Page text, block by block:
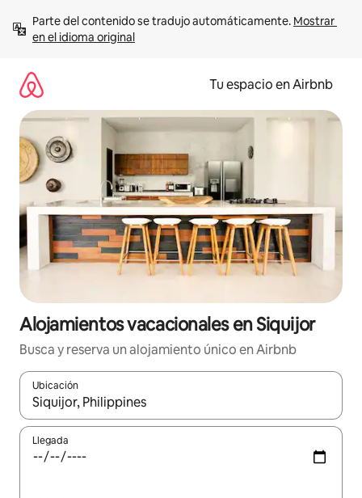
contenido
Parte del contenido se tradujo automáticamente. Mostrar
en el idioma original
Tu espacio en Airbnb
Alojamientos vacacionales en Siquijor
Busca y reserva un alojamiento único en Airbnb
Ubicación
Cuando los resultados estén disponibles, podrás navegar
Llegada